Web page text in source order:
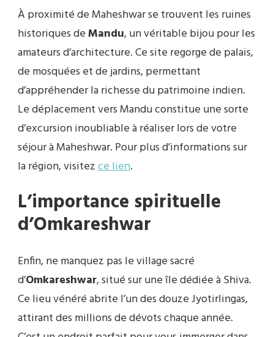
À proximité de Maheshwar se trouvent les ruines
historiques deMandu, un véritable bijou pour les
amateurs d’architecture. Ce site regorge de palais,
de mosquées et de jardins, permettant
d’appréhender la richesse du patrimoine indien.
Le déplacement vers Mandu constitue une sorte
d’excursion inoubliable à réaliser lors de votre
séjour à Maheshwar. Pour plus d’informations sur
la région, visitezce lien.
L’importance spirituelle
d’Omkareshwar
Enfin, ne manquez pas le village sacré
d’Omkareshwar, situé sur une île dédiée à Shiva.
Ce lieu vénéré abrite l’un des douze Jyotirlingas,
attirant des millions de dévots chaque année.